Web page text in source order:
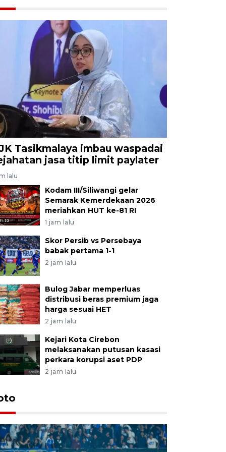
Tasikmalaya imbau waspadai
jasa titip limit paylater
lalu
Kodam III/Siliwangi gelar
Semarak Kemerdekaan 2026
meriahkan HUT ke-81 RI
1 jam lalu
Skor Persib vs Persebaya
babak pertama 1-1
2 jam lalu
Bulog Jabar memperluas
distribusi beras premium jaga
harga sesuai HET
2 jam lalu
Kejari Kota Cirebon
melaksanakan putusan kasasi
perkara korupsi aset PDP
2 jam lalu